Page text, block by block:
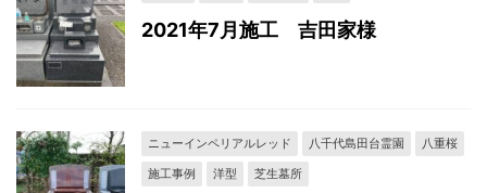
2021年7月施工 吉田家様
ニューインペリアルレッド 八千代島田台霊園
八重桜
施工事例
洋型 芝生墓所